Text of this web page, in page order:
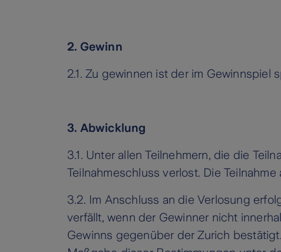
2. Gewinn
2.1. Zu gewinnen ist der im Gewinnspiel
3. Abwicklung
3.1. Unter allen Teilnehmern, die die
Teilnahmeschluss verlost. Die
3.2. Im Anschluss an die Verlosung
verfällt, wenn der Gewinner nicht
Gewinns gegenüber der Zurich